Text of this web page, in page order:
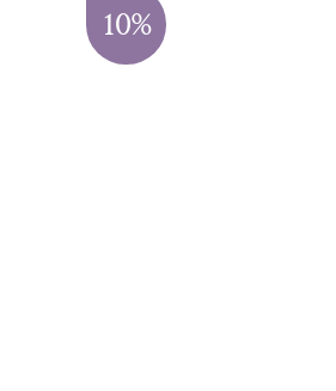
10%